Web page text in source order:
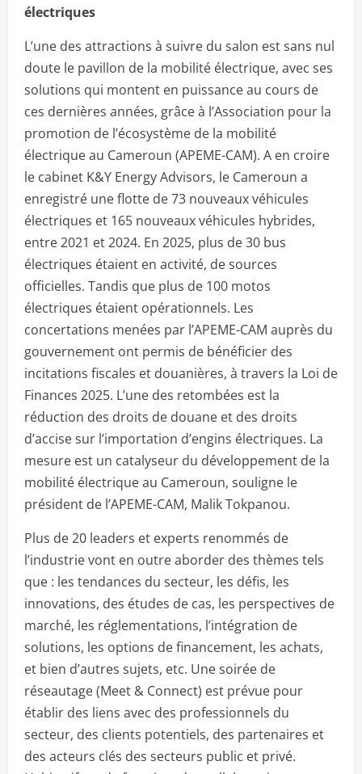
électriques
L’une des attractions à suivre du salon est sans nul
doute le pavillon de la mobilité électrique, avec ses
solutions qui montent en puissance au cours de
ces dernières années, grâce à l’Association pour la
promotion de l’écosystème de la mobilité
électrique au Cameroun (APEME-CAM). A en croire
le cabinet K&Y Energy Advisors, le Cameroun a
enregistré une flotte de 73 nouveaux véhicules
électriques et 165 nouveaux véhicules hybrides,
entre 2021 et 2024. En 2025, plus de 30 bus
électriques étaient en activité, de sources
officielles. Tandis que plus de 100 motos
électriques étaient opérationnels. Les
concertations menées par l’APEME-CAM auprès du
gouvernement ont permis de bénéficier des
incitations fiscales et douanières, à travers la Loi de
Finances 2025. L’une des retombées est la
réduction des droits de douane et des droits
d’accise sur l’importation d’engins électriques. La
mesure est un catalyseur du développement de la
mobilité électrique au Cameroun, souligne le
président de l’APEME-CAM, Malik Tokpanou.
Plus de 20 leaders et experts renommés de
l’industrie vont en outre aborder des thèmes tels
que : les tendances du secteur, les défis, les
innovations, des études de cas, les perspectives de
marché, les réglementations, l’intégration de
solutions, les options de financement, les achats,
et bien d’autres sujets, etc. Une soirée de
réseautage (Meet & Connect) est prévue pour
établir des liens avec des professionnels du
secteur, des clients potentiels, des partenaires et
des acteurs clés des secteurs public et privé.